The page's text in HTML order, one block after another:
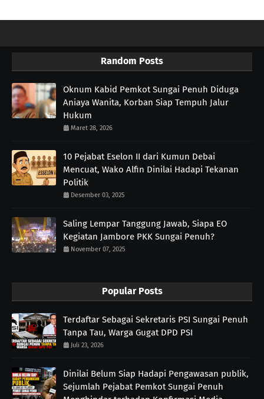
Random Posts
Oknum Kabid Pemkot Sungai Penuh Diduga
Aniaya Wanita, Korban Siap Tempuh Jalur
Hukum
Maret 28, 2026
10 Pejabat Eselon II dari Kumun Debai
Mencuat, Wako Alfin Dinilai Hadapi Tekanan
Politik
Desember 03, 2025
Saling Lempar Tanggung Jawab, Siapa EO
Kegiatan Jambore PKK Sungai Penuh?
November 07, 2025
Popular Posts
Terdaftar Sebagai Sekretaris PSI Sungai Penuh
Tanpa Tau, Warga Gugat DPD PSI
Juli 23, 2026
Dinilai Belum Siap Hadapi Pengawasan publik,
Sejumlah Pejabat Pemkot Sungai Penuh